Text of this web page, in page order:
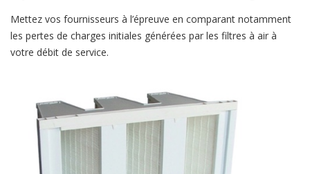
Mettez vos fournisseurs à l’épreuve en comparant notamment
les pertes de charges initiales générées par les filtres à air à
votre débit de service.